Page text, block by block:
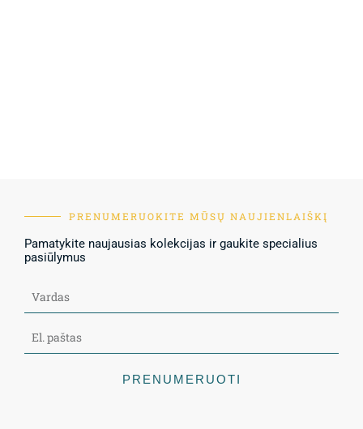
PRENUMERUOKITE MŪSŲ NAUJIENLAIŠKĮ
Pamatykite naujausias kolekcijas ir gaukite specialius
pasiūlymus
PRENUMERUOTI